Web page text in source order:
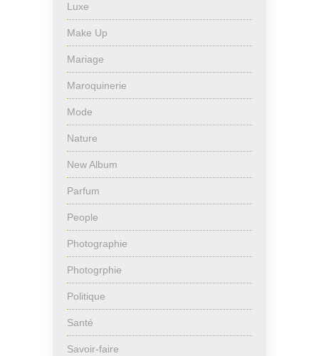
Luxe
Make Up
Mariage
Maroquinerie
Mode
Nature
New Album
Parfum
People
Photographie
Photogrphie
Politique
Santé
Savoir-faire